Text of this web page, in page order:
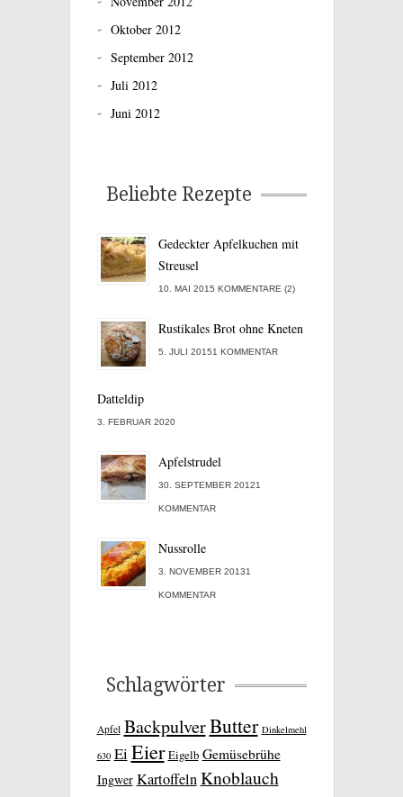
Oktober 2012
September 2012
Juli 2012
Juni 2012
Beliebte Rezepte
Gedeckter Apfelkuchen mit
Streusel
10. MAI 2015 KOMMENTARE (2)
Rustikales Brot ohne Kneten
5. JULI 20151 KOMMENTAR
Datteldip
3. FEBRUAR 2020
Apfelstrudel
30. SEPTEMBER 20121
KOMMENTAR
Nussrolle
3. NOVEMBER 20131
KOMMENTAR
Schlagwörter
Apfel BackpulverButter Dinkelmehl
630 Ei Eier Eigelb Gemüsebrühe
Ingwer Kartoffeln Knoblauch